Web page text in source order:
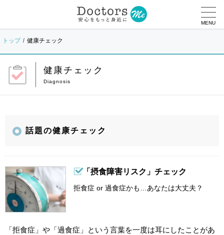
MENU
トップ 健康チェック
健康チェック
話題の健康チェック
「摂食障害リスク」チェック
拒食症 or 過食症かも…あなたは大丈夫？
「拒食症」や「過食症」という言葉を一度は耳にしたことがあ